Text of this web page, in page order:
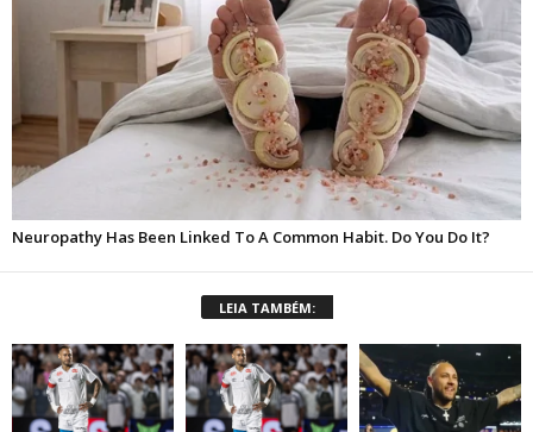
LEIA TAMBÉM: